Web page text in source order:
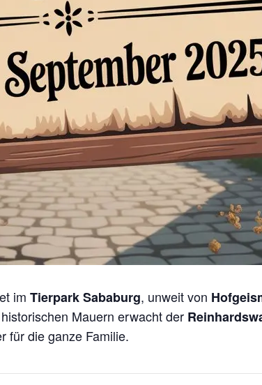
im Tierpark Sababurg, unweit von
Mauern erwacht der
für die ganze Familie.